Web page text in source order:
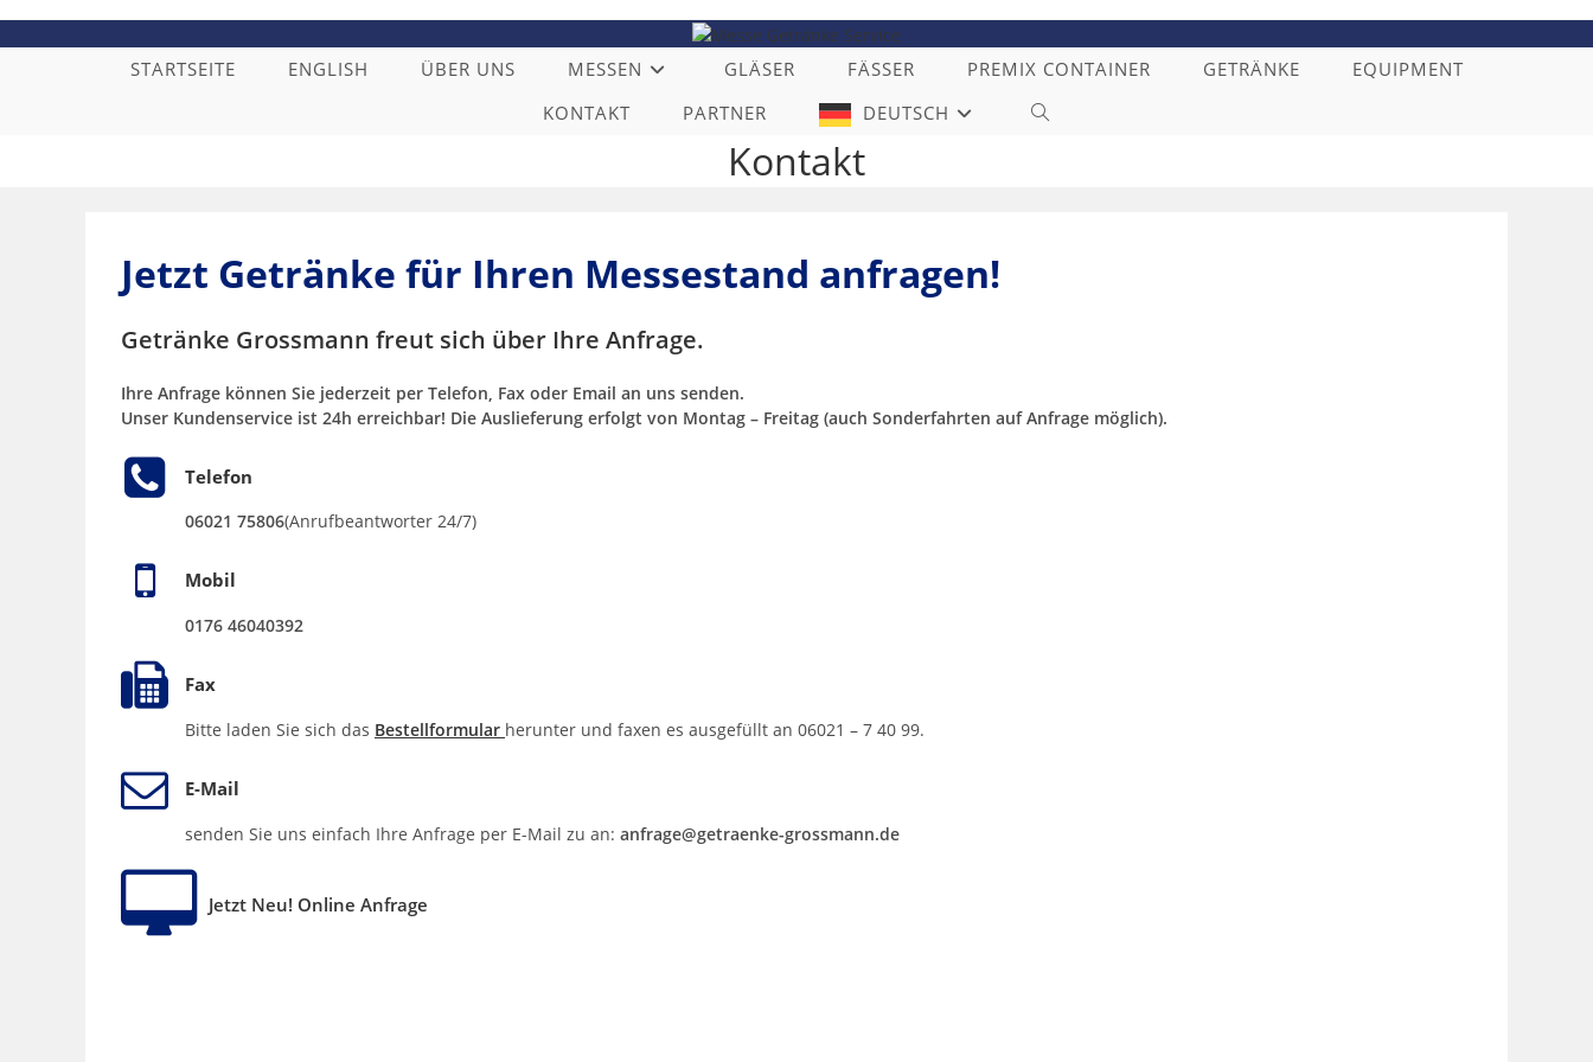
STARTSEITE ENGLISH ÜBER UNS MESSEN GLÄSER FÄSSER PREMIX CONTAINER GETRÄNKE
EQUIPMENT
KONTAKT
PARTNER DEUTSCH
WEBSITE-
Kontakt
Jetzt Getränke für Ihren Messestand anfragen!
Getränke Grossmann freut sich über Ihre Anfrage.
Ihre Anfrage können Sie jederzeit per Telefon, Fax oder Email an uns senden.
Unser Kundenservice ist 24h erreichbar! Die Auslieferung erfolgt von Montag – Freitag (auch Sonderfahrten auf Anfrage möglich).
Telefon
06021 75806(Anrufbeantworter 24/7)
Mobil
0176 46040392
Fax
Bitte laden Sie sich das Bestellformular herunter und faxen es ausgefüllt an 06021 – 7 40 99.
E-Mail
senden Sie uns einfach Ihre Anfrage per E-Mail zu an: anfrage@getraenke-grossmann.de
Jetzt Neu! Online Anfrage